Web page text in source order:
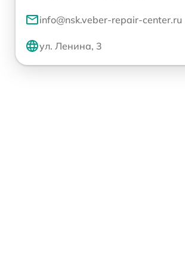
info@nsk.veber-repair-center.ru
ул. Ленина, 3